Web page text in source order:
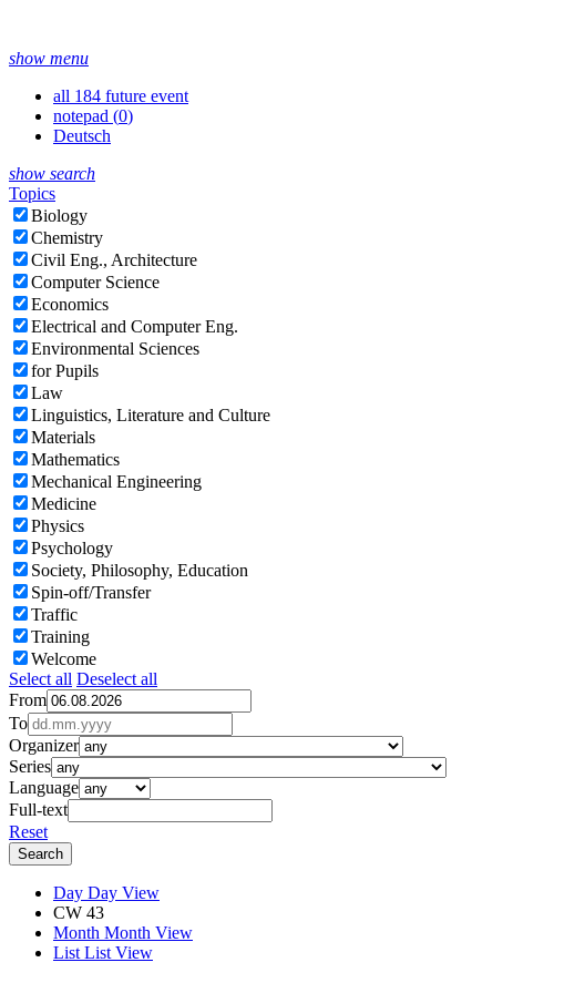
show menu
all 184 future event
notepad (0)
Deutsch
show search
Topics
Biology
Chemistry
Civil Eng., Architecture
Computer Science
Economics
Electrical and Computer Eng.
Environmental Sciences
for Pupils
Law
Linguistics, Literature and Culture
Materials
Mathematics
Mechanical Engineering
Medicine
Physics
Psychology
Society, Philosophy, Education
Spin-off/Transfer
Traffic
Training
Welcome
Select all Deselect all
From
To
Organizer
Series
Language
Full-text
Reset
Day Day View
CW 43
Month Month View
List List View